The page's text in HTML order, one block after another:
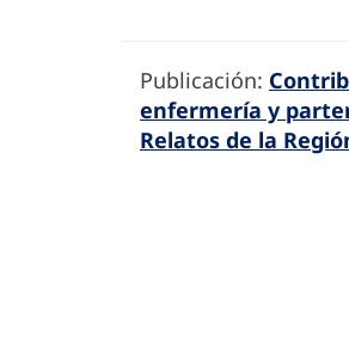
Publicación:
enfermería y
Relatos de la